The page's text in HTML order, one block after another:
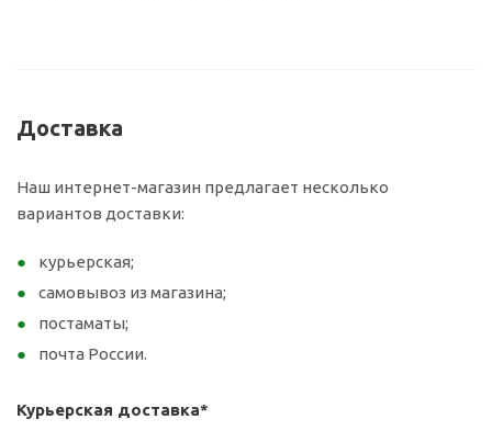
Доставка
Наш интернет-магазин предлагает несколько
вариантов доставки:
курьерская;
самовывоз из магазина;
постаматы;
почта России.
Курьерская доставка*